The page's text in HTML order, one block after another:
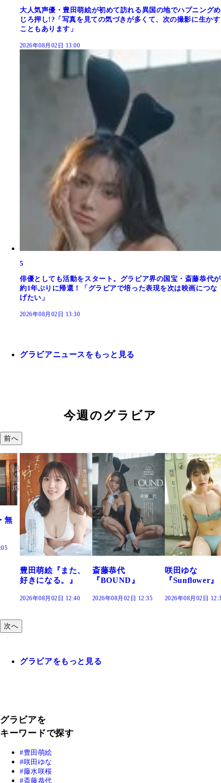
大人気声優・豊田萌絵が初めて訪れる異国の地でハプニングめ
じろ押し!?「写真を見ての気づきが多くて、次の撮影に生かす
こともあります」
2026年08月02日 13:00
5
俳優としても活動をスタート。グラビア界の国宝・斎藤恭代が
約1年ぶりに帰還！「グラビアで培った表現を次は映画につな
げたい」
2026年08月02日 13:30
グラビアニュースをもっと見る
今週のグラビア
前へ
豊田萌絵『また、
好きになる。』
2026年08月02日 12:40
斎藤恭代
『BOUND』
2026年08月02日 12:35
咲田ゆな
『Sunflower』
2026年08月02日
無
次へ
グラビアをもっと見る
グラビアを
キーワードで探す
豊田萌絵
咲田ゆな
藤水咲桜
斎藤恭代